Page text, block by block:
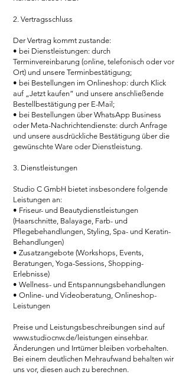
2. Vertragsschluss
Der Vertrag kommt zustande:
• bei Dienstleistungen: durch
Terminvereinbarung (online, telefonisch oder vor
Ort) und unsere Terminbestätigung;
• bei Bestellungen im Onlineshop: durch Klick
auf „Jetzt kaufen“ und unsere anschließende
Bestellbestätigung per E-Mail;
• bei Bestellungen über WhatsApp Business
oder Meta-Nachrichtendienste: durch Anfrage
und unsere ausdrückliche Bestätigung über die
gewünschte Ware oder Dienstleistung.
3. Dienstleistungen
Studio C GmbH bietet insbesondere folgende
Leistungen an:
• Friseur- und Beautydienstleistungen
(Haarschnitte, Balayage, Farb- und
Pflegebehandlungen, Styling, Spa- und Keratin-
Behandlungen)
• Zusatzangebote (Workshops, Events,
Beratungen, Yoga-Sessions, Shopping-
Erlebnisse)
• Wellness- und Entspannungsbehandlungen
• Online- und Videoberatung, Onlineshop-
Leistungen
Preise und Leistungsbeschreibungen sind auf
www.studiocnw.de/leistungen einsehbar.
Änderungen und Irrtümer bleiben vorbehalten.
Bei einem deutlichen Mehraufwand behalten wir
uns vor, diesen auch zu berechnen.